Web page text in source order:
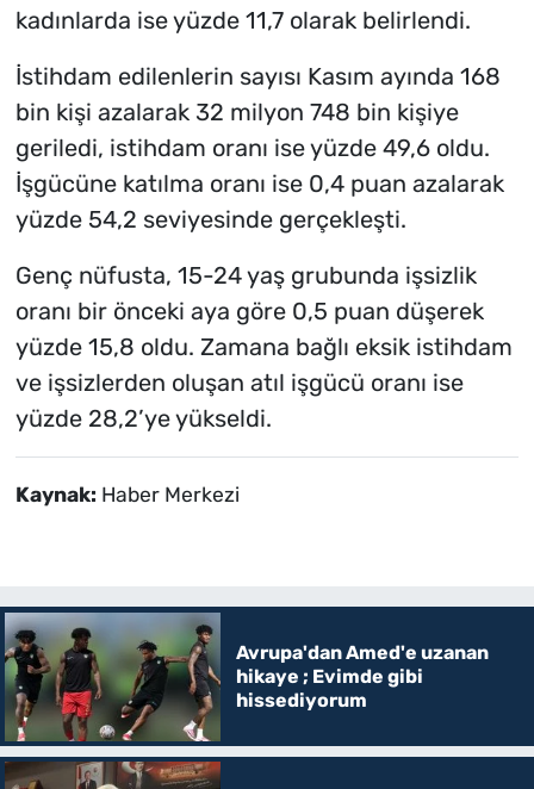
kadınlarda ise yüzde 11,7 olarak belirlendi.
İstihdam edilenlerin sayısı Kasım ayında 168
bin kişi azalarak 32 milyon 748 bin kişiye
geriledi, istihdam oranı ise yüzde 49,6 oldu.
İşgücüne katılma oranı ise 0,4 puan azalarak
yüzde 54,2 seviyesinde gerçekleşti.
Genç nüfusta, 15-24 yaş grubunda işsizlik
oranı bir önceki aya göre 0,5 puan düşerek
yüzde 15,8 oldu. Zamana bağlı eksik istihdam
ve işsizlerden oluşan atıl işgücü oranı ise
yüzde 28,2’ye yükseldi.
Kaynak: Haber Merkezi
Avrupa'dan Amed'e uzanan
hikaye ; Evimde gibi
hissediyorum